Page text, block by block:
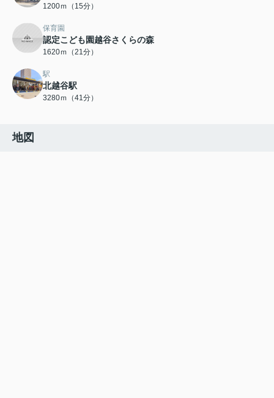
1200ｍ（15分）
保育園
認定こども園越谷さくらの森
1620ｍ（21分）
駅
北越谷駅
3280ｍ（41分）
地図